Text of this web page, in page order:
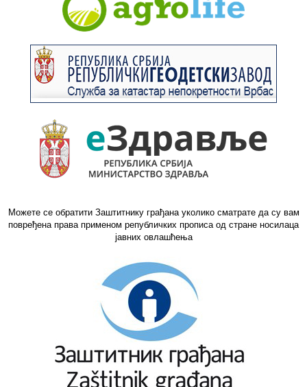
Можете се обратити Заштитнику грађана уколико сматрате да су вам
повређена права применом републичких прописа од стране носилаца
јавних овлашћења